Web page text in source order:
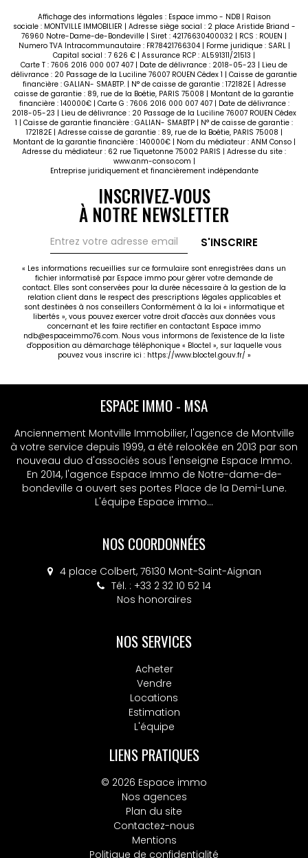
Affichage des informations légales : Espace immo - NDB | Raison
sociale : MONTVILLE IMMOBILIER | Adresse siège social : 2 place Aristide Briand -
76960 Notre-Dame-de-Bondeville | Siret : 42176630400032 | RCS : ROUEN |
Numero TVA Intracommunautaire : FR78421766304 | Forme juridique : SARL |
Capital social : 7 626 € | Assurance RCP : AL591311/21513 |
Carte T : 7606 2016 000 007 407 | Date de délivrance : 2018-05-23 | Lieu de
délivrance : 20 Passage de la Luciline 76007 ROUEN Cédex 1 | Caisse de garantie
financière : GALIAN- SMABTP. | N° de caisse de garantie : 172182E | Adresse
caisse de garantie : 89, rue de la Boétie, PARIS 75008 | Montant de la garantie
financière : 140000€ | Carte G : 7606 2016 000 007 407 | Date de délivrance :
2018-05-23 | Lieu de délivrance : 20 Passage de la Luciline 76007 ROUEN Cédex
1 | Caisse de garantie financière : GALIAN- SMABTP | N° de caisse de garantie :
172182E | Adresse caisse de garantie : 89, rue de la Boétie, PARIS 75008 |
Montant de la garantie financière : 140000€ | Nom du médiateur : ANM Conso |
Adresse du médiateur : 62 rue Tiquetonne 75002 PARIS | Adresse du site :
www.anm-conso.com |
Entreprise juridiquement et financièrement indépendante
INSCRIVEZ-VOUS
À NOTRE NEWSLETTER
S'INSCRIRE
« Les informations recueillies sur ce formulaire sont enregistrées dans un
fichier informatisé par Espace immo pour gérer votre demande de
contact. Elles sont conservées pour la durée nécessaire à la gestion de la
relation client dans le respect des prescriptions légales applicables et
sont destinées à nos conseillers Conformément à la loi « informatique et
libertés », vous pouvez exercer votre droit d'accès aux données vous
concernant et les faire rectifier en contactant Espace immo
ndb@espaceimmo76.com. Nous vous informons de l'existence de la liste
d'opposition au démarchage téléphonique « Bloctel », sur laquelle vous
pouvez vous inscrire ici : https://www.bloctel.gouv.fr/ »
ESPACE IMMO - MSA
Anciennement Montville Immobilier, l'agence de Montville
à votre service depuis 1999, a été relookée en 2013 par son
nouveau duo d'associés sous l'enseigne Espace Immo.
En 2014, l'agence Espace Immo de Notre-dame-de-
bondeville a ouvert ses portes Place de la Demi-Lune.
L'équipe Espace immo...
NOS COORDONNÉES
4 place Colbert, 76130 Mont-Saint-Aignan
Tél. : +33 2 32 10 52 14
Nos honoraires
NOS SERVICES
Acheter
Vendre
Locations
Estimation
L'équipe
LIENS PRATIQUES
© 2026 Espace immo
Nos agences
Plan du site
Contactez-nous
Mentions
Politique de confidentialité